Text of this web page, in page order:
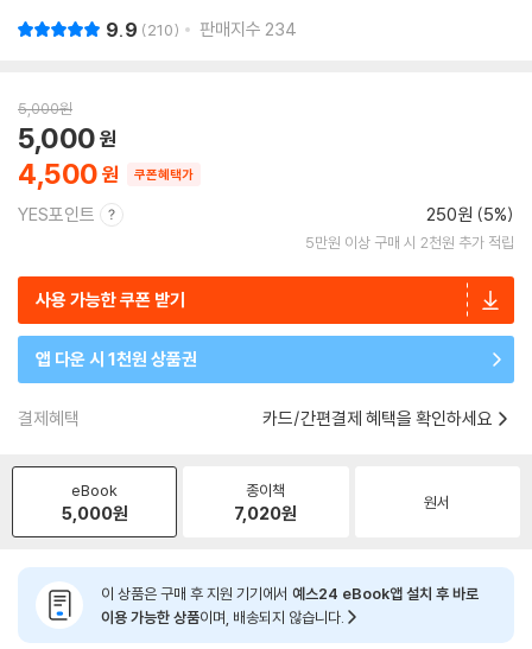
9.9 210 판매지수 234
5,000원
4,500
5,000
쿠폰혜택가
YES포인트 250원 (5%)
5만원 이상 구매 시 2천원 추가 적립
사용 가능한 쿠폰 받기
앱 다운 시 1천원 상품권
결제혜택 카드/간편결제 혜택을 확인하세요
eBook
5,000원
종이책
7,020원 원서
이 상품은 구매 후 지원 기기에서 예스24 eBook앱 설치 후 바로
이용 가능한 상품이며, 배송되지 않습니다.